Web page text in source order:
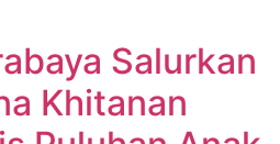
Salurkan
Khitanan